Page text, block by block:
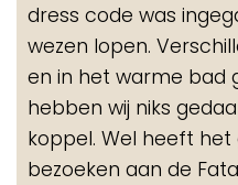
dress code was
wezen lopen.
en in het warme bad
hebben wij niks
koppel. Wel heeft
bezoeken aan de